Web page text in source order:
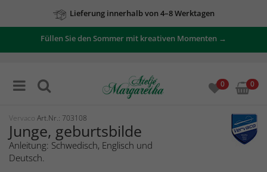
Lieferung innerhalb von 4–8 Werktagen
Füllen Sie den Sommer mit kreativen Momenten →
0 0
Vervaco Art.Nr.: 703108
Junge, geburtsbilde
Anleitung: Schwedisch, Englisch und
Deutsch.